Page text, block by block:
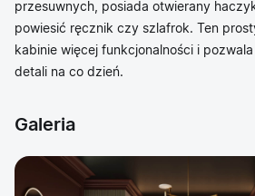
przesuwnych, posiada otwierany
powiesić ręcznik czy szlafrok. Ten
kabinie więcej funkcjonalności i
detali na co dzień.
Galeria